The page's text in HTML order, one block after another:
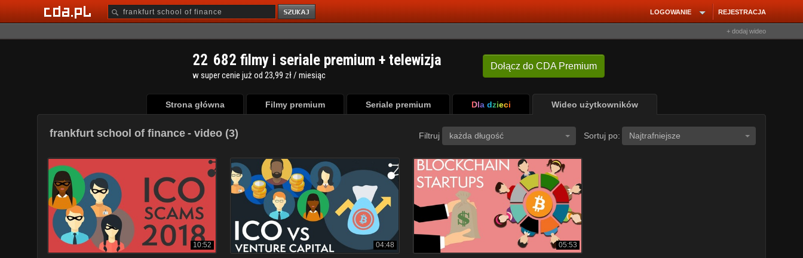
REJESTRACJA
LOGOWANIE
+ dodaj wideo
Dołącz do CDA Premium
22 682 filmy i seriale premium + telewizja
w super cenie już od 23,99 zł / miesiąc
Strona główna Filmy premium Seriale premium Dla dzieci Wideo użytkowników
frankfurt school of finance - video (3) Filtruj każda długość Sortuj po: Najtrafniejsze
10:52 04:48 05:53